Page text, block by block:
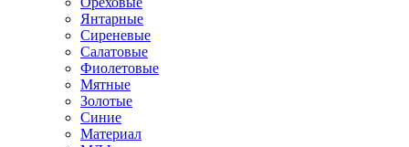
Янтарные
Сиреневые
Салатовые
Фиолетовые
Мятные
Золотые
Синие
Материал